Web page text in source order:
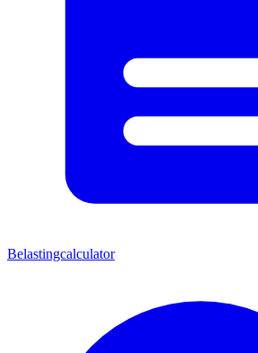
Belastingcalculator